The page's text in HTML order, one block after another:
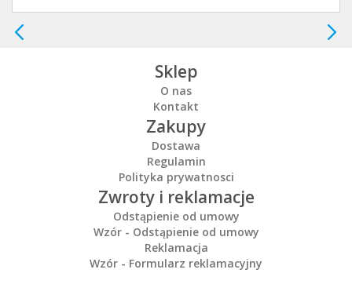
Sklep
O nas
Kontakt
Zakupy
Dostawa
Regulamin
Polityka prywatnosci
Zwroty i reklamacje
Odstąpienie od umowy
Wzór - Odstąpienie od umowy
Reklamacja
Wzór - Formularz reklamacyjny